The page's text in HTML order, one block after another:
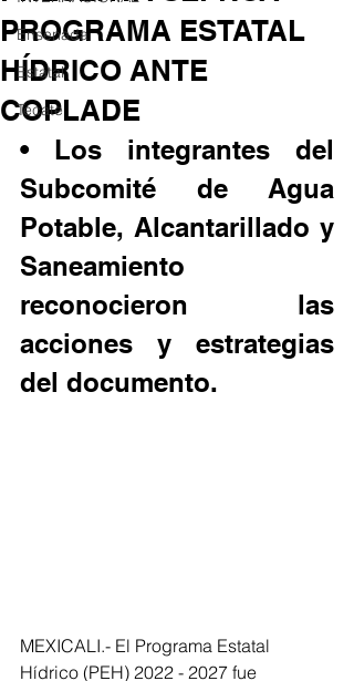
Ensenada
Estatal
Tecate
PROGRAMA ESTATAL
HÍDRICO ANTE
COPLADE
• Los integrantes del
Subcomité de Agua
Potable, Alcantarillado y
Saneamiento
reconocieron las
acciones y estrategias
del documento.
MEXICALI.- El Programa Estatal
Hídrico (PEH) 2022 - 2027 fue